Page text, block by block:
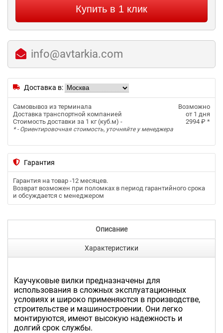
Купить в 1 клик
info@avtarkia.com
Доставка в:
Самовывоз из терминала
Возможно
Доставка транспортной компанией
от 1 дня
Стоимость доставки за 1 кг (куб.м) -
2994 ₽ *
* - Ориентировочная стоимость, уточняйте у менеджера
Гарантия
Гарантия на товар -12 месяцев.
Возврат возможен при поломках в период гарантийного срока
и обсуждается с менеджером
Описание
Характеристики
Каучуковые вилки предназначены для
использования в сложных эксплуатационных
условиях и широко применяются в производстве,
строительстве и машиностроении. Они легко
монтируются, имеют высокую надежность и
долгий срок службы.